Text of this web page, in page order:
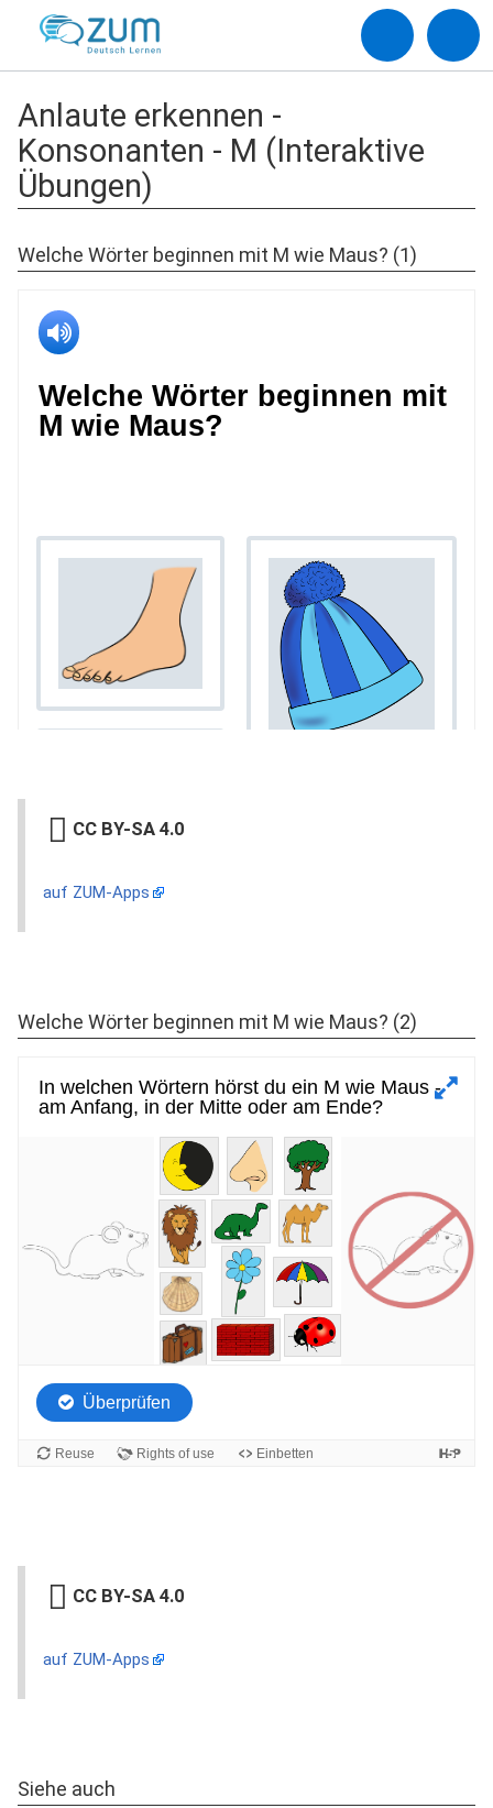
Anlaute erkennen -
Konsonanten - M (Interaktive
Übungen)
Welche Wörter beginnen mit M wie Maus? (1)
CC BY-SA 4.0
auf ZUM-Apps
Welche Wörter beginnen mit M wie Maus? (2)
CC BY-SA 4.0
auf ZUM-Apps
Siehe auch